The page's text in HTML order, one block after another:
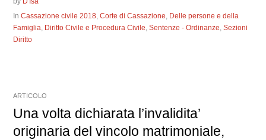
InCassazione civile 2018,Corte di Cassazione, Delle persone e della
Famiglia, Diritto Civile e Procedura Civile,Sentenze - Ordinanze,Sezioni
Diritto
ARTICOLO
Una volta dichiarata l’invalidita’
originaria del vincolo matrimoniale,